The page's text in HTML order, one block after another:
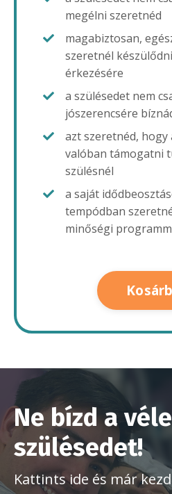
megélni szeretnéd
magabiztosan,
szeretnél
érkezésére
a szülésedet nem
jószerencsére
azt szeretnéd,
valóban támogatni
szülésnél
a saját
tempódban
minőségi
Ne bízd a
szülésedet!
Kattints ide és már